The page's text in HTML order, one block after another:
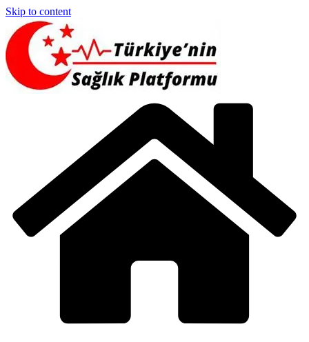
Skip to content